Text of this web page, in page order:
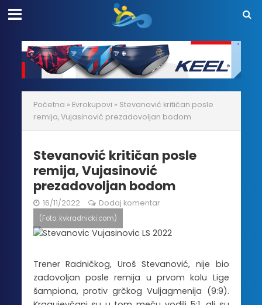
Početna » Evrokupovi » Stevanović kritičan posle
remija, Vujasinović prezadovoljan bodom
Stevanović kritičan posle
remija, Vujasinović
prezadovoljan bodom
16/11/2022 Dodaj komentar
(Foto: kvkradnicki.com)
Trener Radničkog, Uroš Stevanović, nije bio
zadovoljan posle remija u prvom kolu Lige
šampiona, protiv grčkog Vuljagmenija (9:9).